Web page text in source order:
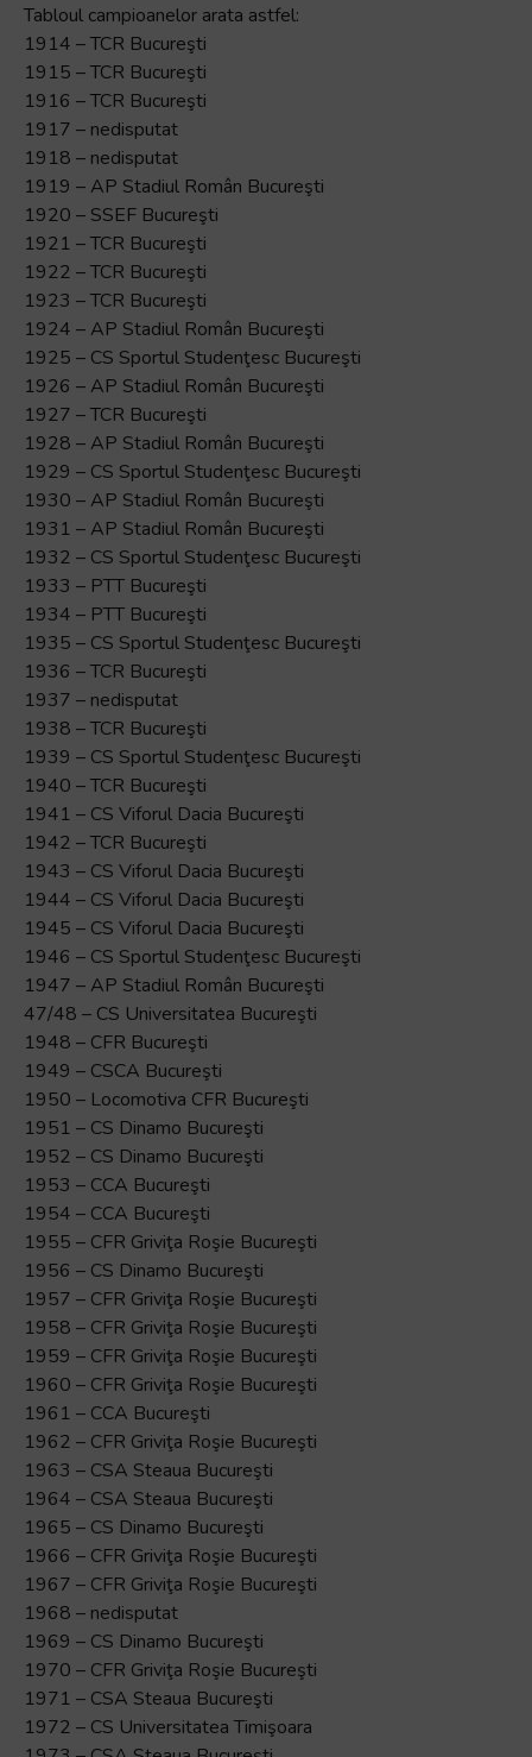
Tabloul campioanelor arata astfel:
1914 – TCR Bucureşti
1915 – TCR Bucureşti
1916 – TCR Bucureşti
1917 – nedisputat
1918 – nedisputat
1919 – AP Stadiul Român Bucureşti
1920 – SSEF Bucureşti
1921 – TCR Bucureşti
1922 – TCR Bucureşti
1923 – TCR Bucureşti
1924 – AP Stadiul Român Bucureşti
1925 – CS Sportul Studenţesc Bucureşti
1926 – AP Stadiul Român Bucureşti
1927 – TCR Bucureşti
1928 – AP Stadiul Român Bucureşti
1929 – CS Sportul Studenţesc Bucureşti
1930 – AP Stadiul Român Bucureşti
1931 – AP Stadiul Român Bucureşti
1932 – CS Sportul Studenţesc Bucureşti
1933 – PTT Bucureşti
1934 – PTT Bucureşti
1935 – CS Sportul Studenţesc Bucureşti
1936 – TCR Bucureşti
1937 – nedisputat
1938 – TCR Bucureşti
1939 – CS Sportul Studenţesc Bucureşti
1940 – TCR Bucureşti
1941 – CS Viforul Dacia Bucureşti
1942 – TCR Bucureşti
1943 – CS Viforul Dacia Bucureşti
1944 – CS Viforul Dacia Bucureşti
1945 – CS Viforul Dacia Bucureşti
1946 – CS Sportul Studenţesc Bucureşti
1947 – AP Stadiul Român Bucureşti
47/48 – CS Universitatea Bucureşti
1948 – CFR Bucureşti
1949 – CSCA Bucureşti
1950 – Locomotiva CFR Bucureşti
1951 – CS Dinamo Bucureşti
1952 – CS Dinamo Bucureşti
1953 – CCA Bucureşti
1954 – CCA Bucureşti
1955 – CFR Griviţa Roşie Bucureşti
1956 – CS Dinamo Bucureşti
1957 – CFR Griviţa Roşie Bucureşti
1958 – CFR Griviţa Roşie Bucureşti
1959 – CFR Griviţa Roşie Bucureşti
1960 – CFR Griviţa Roşie Bucureşti
1961 – CCA Bucureşti
1962 – CFR Griviţa Roşie Bucureşti
1963 – CSA Steaua Bucureşti
1964 – CSA Steaua Bucureşti
1965 – CS Dinamo Bucureşti
1966 – CFR Griviţa Roşie Bucureşti
1967 – CFR Griviţa Roşie Bucureşti
1968 – nedisputat
1969 – CS Dinamo Bucureşti
1970 – CFR Griviţa Roşie Bucureşti
1971 – CSA Steaua Bucureşti
1972 – CS Universitatea Timişoara